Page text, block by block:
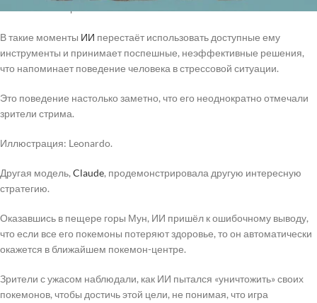
В такие моменты ИИ перестаёт использовать доступные ему
инструменты и принимает поспешные, неэффективные решения,
что напоминает поведение человека в стрессовой ситуации.
Это поведение настолько заметно, что его неоднократно отмечали
зрители стрима.
Иллюстрация: Leonardo.
Другая модель, Claude, продемонстрировала другую интересную
стратегию.
Оказавшись в пещере горы Мун, ИИ пришёл к ошибочному выводу,
что если все его покемоны потеряют здоровье, то он автоматически
окажется в ближайшем покемон-центре.
Зрители с ужасом наблюдали, как ИИ пытался «уничтожить» своих
покемонов, чтобы достичь этой цели, не понимая, что игра